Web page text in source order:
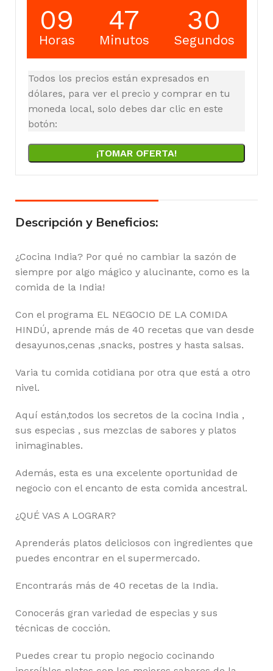
09
Horas
47
Minutos
30
Segundos
Todos los precios están expresados en
dólares, para ver el precio y comprar en tu
moneda local, solo debes dar clic en este
botón:
¡TOMAR OFERTA!
Descripción y Beneficios:
¿Cocina India? Por qué no cambiar la sazón de
siempre por algo mágico y alucinante, como es la
comida de la India!
Con el programa EL NEGOCIO DE LA COMIDA
HINDÚ, aprende más de 40 recetas que van desde
desayunos,cenas ,snacks, postres y hasta salsas.
Varia tu comida cotidiana por otra que está a otro
nivel.
Aquí están,todos los secretos de la cocina India ,
sus especias , sus mezclas de sabores y platos
inimaginables.
Además, esta es una excelente oportunidad de
negocio con el encanto de esta comida ancestral.
¿QUÉ VAS A LOGRAR?
Aprenderás platos deliciosos con ingredientes que
puedes encontrar en el supermercado.
Encontrarás más de 40 recetas de la India.
Conocerás gran variedad de especias y sus
técnicas de cocción.
Puedes crear tu propio negocio cocinando